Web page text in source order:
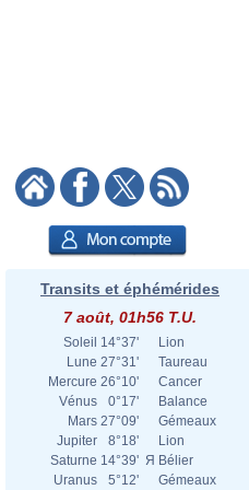
Transits et éphémérides
7 août, 01h56 T.U.
Soleil 14°37'
Lion
Lune 27°31'
Taureau
Mercure 26°10'
Cancer
Vénus
0°17'
Balance
Mars 27°09'
Gémeaux
Jupiter
8°18'
Lion
Saturne 14°39' Я Bélier
Uranus
5°12' Gémeaux